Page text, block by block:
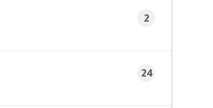
2
24